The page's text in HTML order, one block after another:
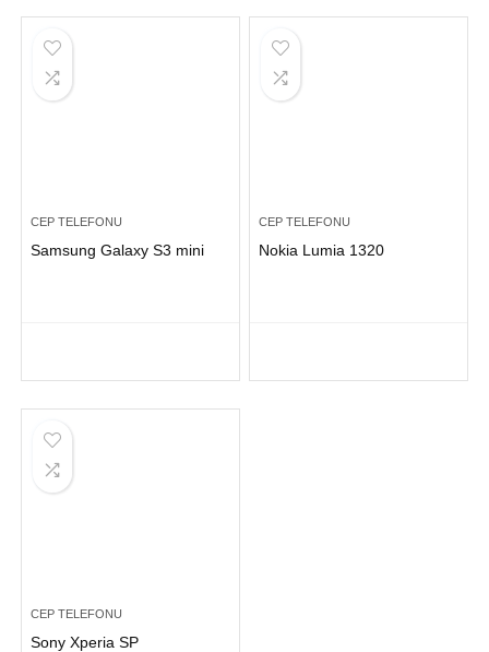
CEP TELEFONU
Samsung Galaxy S3 mini
CEP TELEFONU
Nokia Lumia 1320
CEP TELEFONU
Sony Xperia SP